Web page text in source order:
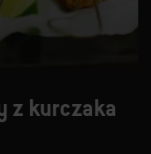
z kurczaka